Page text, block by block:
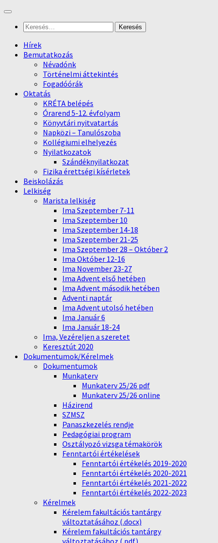
Skip
contentKeresés:
Hírek
Bemutatkozás
Névadónk
Történelmi áttekintés
Fogadóórák
Oktatás
KRÉTA belépés
Órarend 5-12. évfolyam
Könyvtári nyitvatartás
Napközi – Tanulószoba
Kollégiumi elhelyezés
Nyilatkozatok
Szándéknyilatkozat
Fizika érettségi kísérletek
Beiskolázás
Lelkiség
Marista lelkiség
Ima Szeptember 7-11
Ima Szeptember 10
Ima Szeptember 14-18
Ima Szeptember 21-25
Ima Szeptember 28 – Október 2
Ima Október 12-16
Ima November 23-27
Ima Advent első hetében
Ima Advent második hetében
Adventi naptár
Ima Advent utolsó hetében
Ima Január 6
Ima Január 18-24
Ima, Vezéreljen a szeretet
Keresztút 2020
Dokumentumok/Kérelmek
Dokumentumok
Munkaterv
Munkaterv 25/26 pdf
Munkaterv 25/26 online
Házirend
SZMSZ
Panaszkezelés rendje
Pedagógiai program
Osztályozó vizsga témakörök
Fenntartói értékelések
Fenntartói értékelés 2019-2020
Fenntartói értékelés 2020-2021
Fenntartói értékelés 2021-2022
Fenntartói értékelés 2022-2023
Kérelmek
Kérelem fakultációs tantárgy
változtatásához (.docx)
Kérelem fakultációs tantárgy
változtatásához (.pdf)